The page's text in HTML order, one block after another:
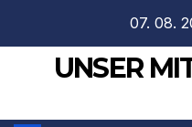
springen
07. 08.
UNSER